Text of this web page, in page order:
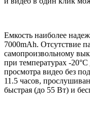
Емкость наиболее
7000mAh. Отсутствие
самопроизвольному
при температурах -
просмотра видео без
11.5 часов,
быстрая (до 55 Вт) и